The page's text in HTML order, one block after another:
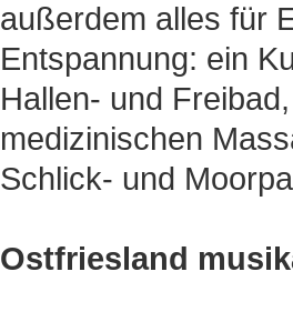
außerdem alles für
Entspannung: ein
Hallen- und
medizinischen
Schlick- und
Ostfriesland